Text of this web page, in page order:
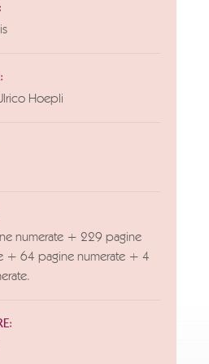
Hoepli
numerate + 229 pagine
+ 64 pagine numerate + 4